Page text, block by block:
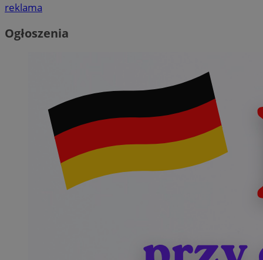
reklama
Ogłoszenia